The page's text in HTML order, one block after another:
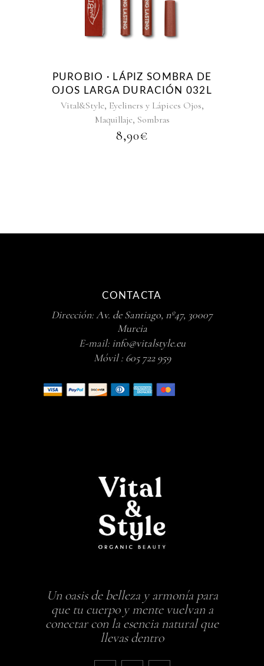
PUROBIO · LÁPIZ SOMBRA DE
OJOS LARGA DURACIÓN 032L
Vital&Style, Eyeliners y Lápices Ojos,
Maquillaje, Sombras
8,90€
CONTACTA
Dirección:Av. de Santiago, nº47, 30007
Murcia
E-mail: info@vitalstyle.eu
Móvil : 605 722 959
Un oasis de belleza y armonía para
que tu cuerpo y mente vuelvan a
conectar con la esencia natural que
llevas dentro